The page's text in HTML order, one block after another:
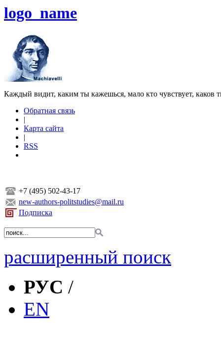
logo_name
Каждый видит, каким ты кажешься, мало кто чувствует, каков
Обратная связь
|
Карта сайта
|
RSS
+7 (495) 502-43-17
new-authors-politstudies@mail.ru
Подписка
расширенный поиск
РУС /
EN